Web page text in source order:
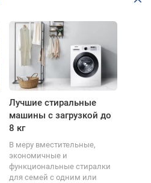
Лучшие стиральные
машины с загрузкой до
8 кг
В меру вместительные,
экономичные и
функциональные стиралки
для семей с одним или